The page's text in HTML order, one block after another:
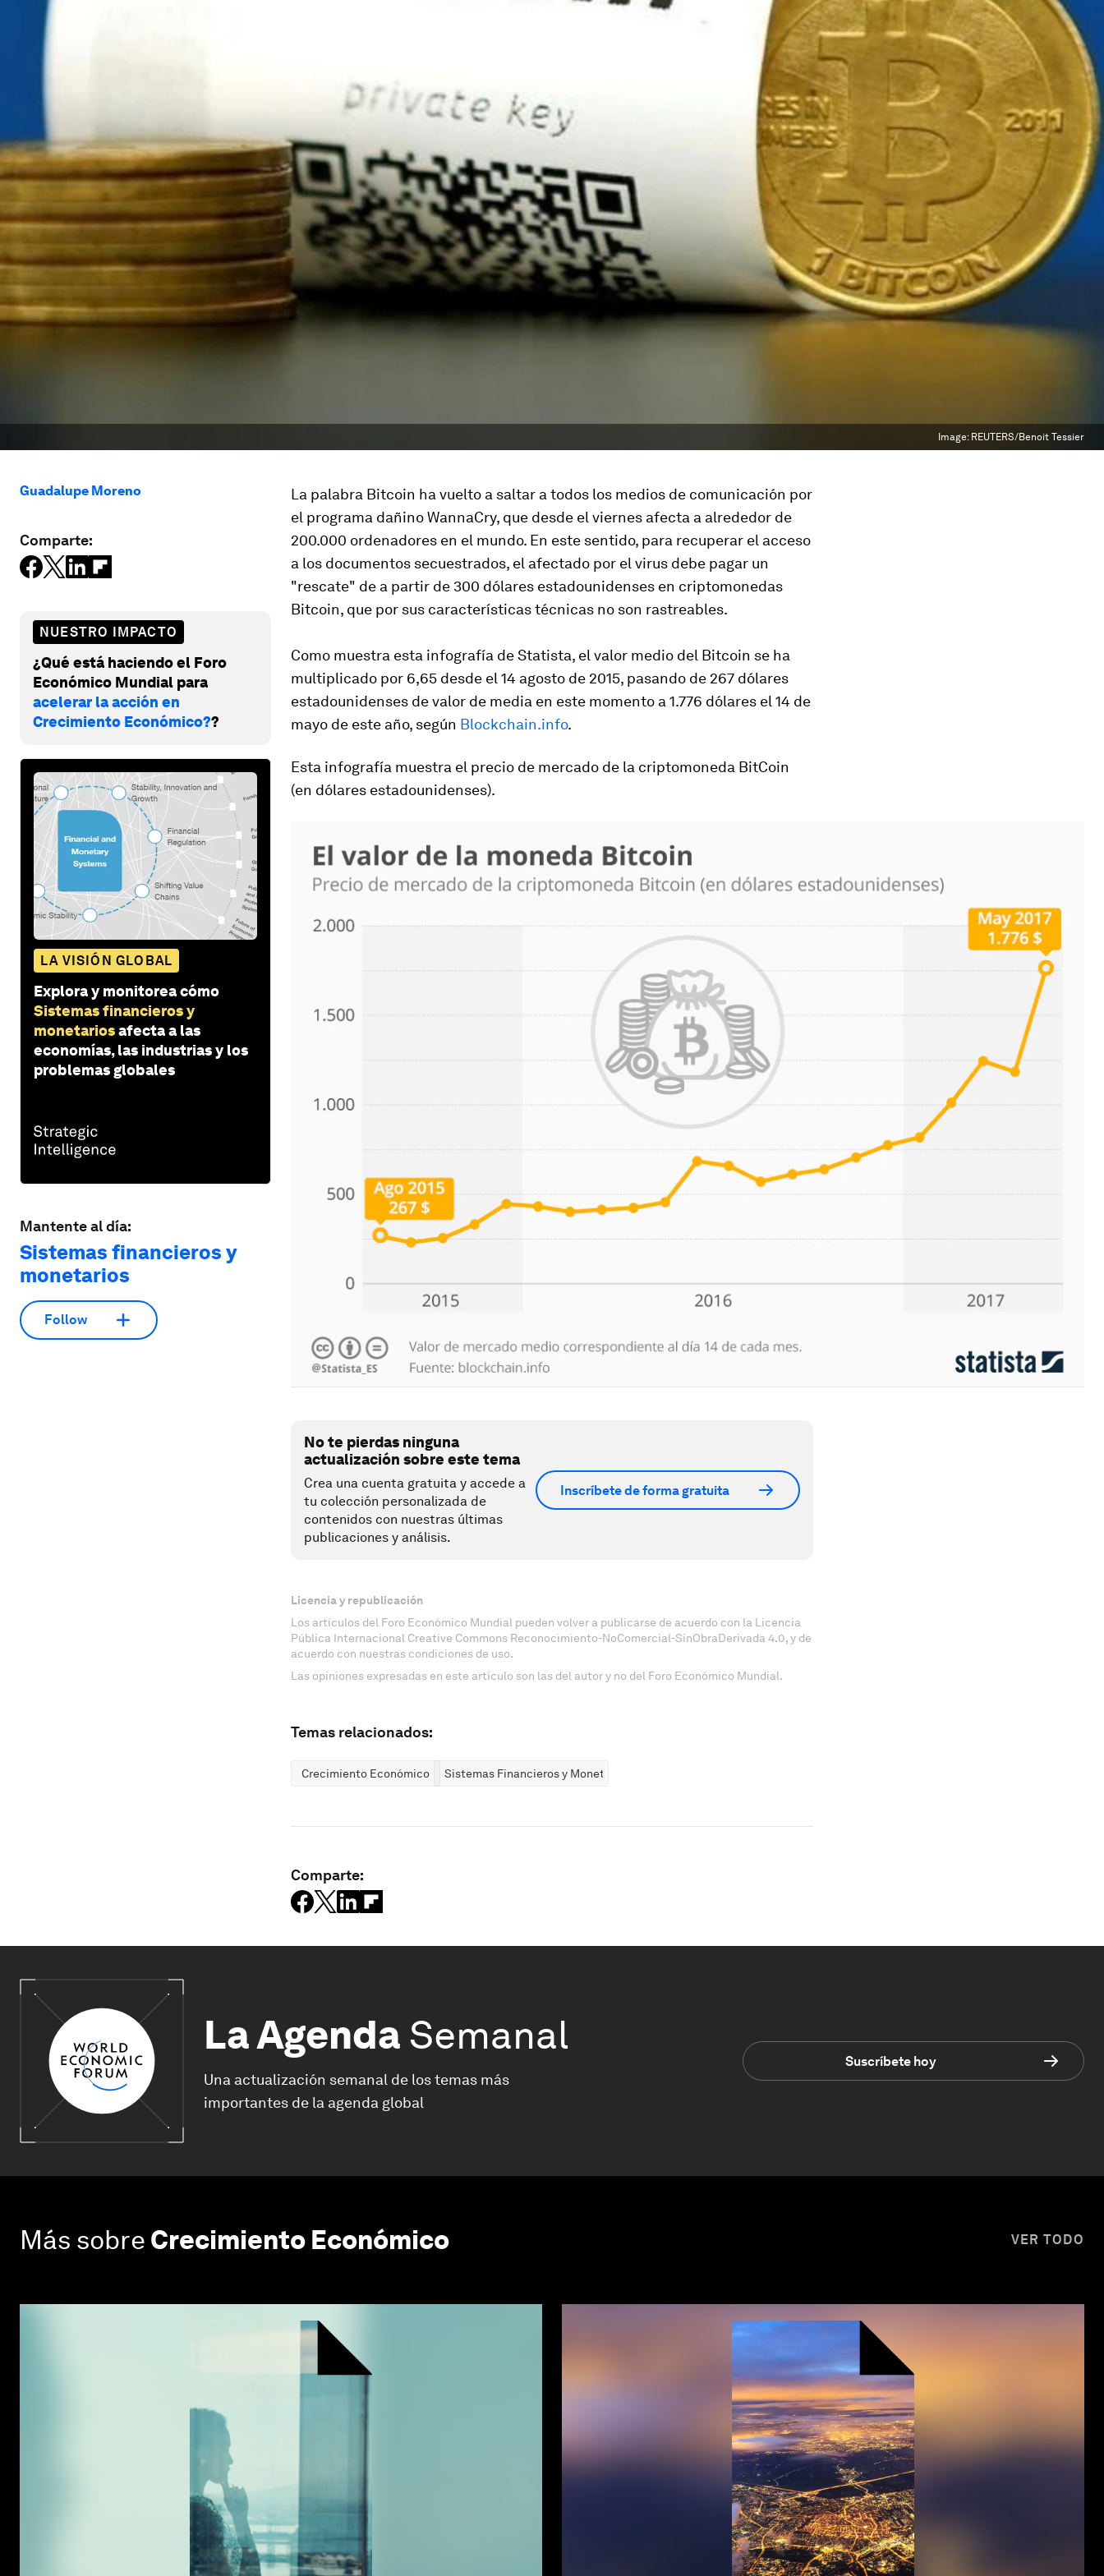
Image: REUTERS/Benoit Tessier
Guadalupe Moreno
Comparte:
NUESTRO IMPACTO
¿Qué está haciendo el Foro
Económico Mundial para
acelerar la acción en
Crecimiento Económico??
LA VISIÓN GLOBAL
Explora y monitorea cómo
Sistemas financieros y
monetariosafecta a las
economías, las industrias y los
problemas globales
Mantente al día:
Sistemas financieros y
monetarios
Follow
La palabra Bitcoin ha vuelto a saltar a todos los medios de comunicación por
el programa dañino WannaCry, que desde el viernes afecta a alrededor de
200.000 ordenadores en el mundo. En este sentido, para recuperar el acceso
a los documentos secuestrados, el afectado por el virus debe pagar un
"rescate" de a partir de 300 dólares estadounidenses en criptomonedas
Bitcoin, que por sus características técnicas no son rastreables.
Como muestra esta infografía de Statista, el valor medio del Bitcoin se ha
multiplicado por 6,65 desde el 14 agosto de 2015, pasando de 267 dólares
estadounidenses de valor de media en este momento a 1.776 dólares el 14 de
mayo de este año, según Blockchain.info.
Esta infografía muestra el precio de mercado de la criptomoneda BitCoin
(en dólares estadounidenses).
No te pierdas ninguna
actualización sobre este tema
Crea una cuenta gratuita y accede a
tu colección personalizada de
contenidos con nuestras últimas
publicaciones y análisis.
Inscríbete de forma gratuita
Licencia y republicación
Los artículos del Foro Económico Mundial pueden volver a publicarse de acuerdo con la Licencia
Pública Internacional Creative Commons Reconocimiento-NoComercial-SinObraDerivada 4.0, y de
acuerdo con nuestras condiciones de uso.
Las opiniones expresadas en este artículo son las del autor y no del Foro Económico Mundial.
Temas relacionados:
Crecimiento Económico Sistemas Financieros y Monetarios
Comparte:
La Agenda Semanal
Una actualización semanal de los temas más
importantes de la agenda global
Suscríbete hoy
Más sobre Crecimiento Económico VER TODO